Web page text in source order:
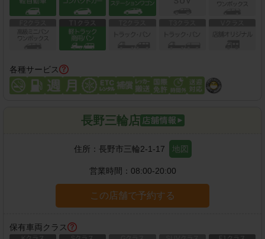
各種サービス
長野三輪店
住所： 長野市三輪2-1-17 地図
営業時間： 08:00-20:00
この店舗で予約する
保有車両クラス